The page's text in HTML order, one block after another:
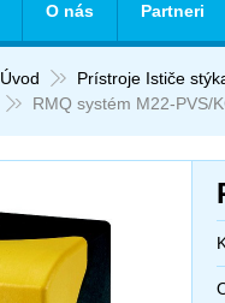
Úvod Prístroje Ističe
RMQ systém M22-PVS/
O nás Partneri